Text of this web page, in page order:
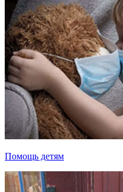
Помощь детям